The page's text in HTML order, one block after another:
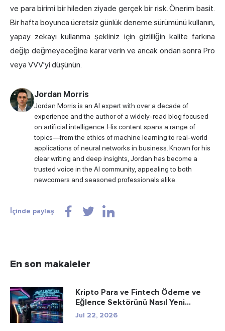
ve para birimi bir hileden ziyade gerçek bir risk. Önerim basit.
Bir hafta boyunca ücretsiz günlük deneme sürümünü kullanın,
yapay zekayı kullanma şekliniz için gizliliğin kalite farkına
değip değmeyeceğine karar verin ve ancak ondan sonra Pro
veya VVV'yi düşünün.
Jordan Morris
Jordan Morris is an AI expert with over a decade of
experience and the author of a widely-read blog focused
on artificial intelligence. His content spans a range of
topics—from the ethics of machine learning to real-world
applications of neural networks in business. Known for his
clear writing and deep insights, Jordan has become a
trusted voice in the AI community, appealing to both
newcomers and seasoned professionals alike.
İçinde paylaş
En son makaleler
Kripto Para ve Fintech Ödeme ve
Eğlence Sektörünü Nasıl Yeni...
Jul 22, 2026